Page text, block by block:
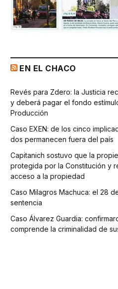
EN EL CHACO
Revés para Zdero: la Justicia
y deberá pagar el fondo
Producción
Caso EXEN: de los cinco
dos permanecen fuera del país
Capitanich sostuvo que la
protegida por la Constitución y
acceso a la propiedad
Caso Milagros Machuca: el 28
sentencia
Caso Álvarez Guardia:
comprende la criminalidad de